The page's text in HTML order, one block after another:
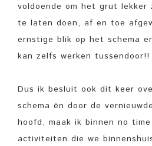
voldoende om het grut lekker
te laten doen, af en toe
ernstige blik op het schema
kan zelfs werken tussendoor!!
Dus ik besluit ook dit keer
schema én door de
hoofd, maak ik binnen no
activiteiten die we